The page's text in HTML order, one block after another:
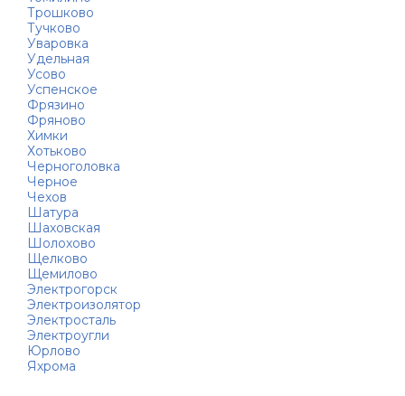
Трошково
Тучково
Уваровка
Удельная
Усово
Успенское
Фрязино
Фряново
Химки
Хотьково
Черноголовка
Черное
Чехов
Шатура
Шаховская
Шолохово
Щелково
Щемилово
Электрогорск
Электроизолятор
Электросталь
Электроугли
Юрлово
Яхрома